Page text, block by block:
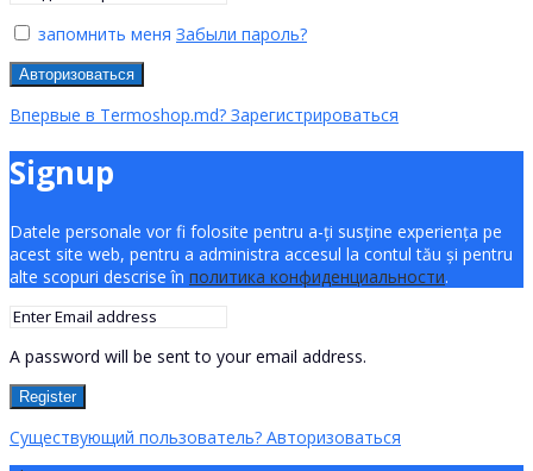
запомнить меня Забыли пароль?
Авторизоваться
Впервые в Termoshop.md? Зарегистрироваться
Signup
Datele personale vor fi folosite pentru a-ți susține experiența pe
acest site web, pentru a administra accesul la contul tău și pentru
alte scopuri descrise în политика конфиденциальности.
A password will be sent to your email address.
Register
Существующий пользователь? Авторизоваться